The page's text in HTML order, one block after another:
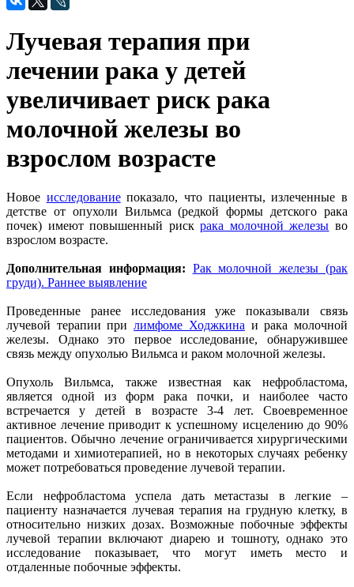
Лучевая терапия при
лечении рака у детей
увеличивает риск рака
молочной железы во
взрослом возрасте
Новое исследованиепоказало, что пациенты, излеченные в
детстве от опухоли Вильмса (редкой формы детского рака
почек) имеют повышенный рискрака молочной железы во
взрослом возрасте.
Дополнительная информация: Рак молочной железы (рак
груди). Раннее выявление
Проведенные ранее исследования уже показывали связь
лучевой терапии прилимфоме Ходжкина и рака молочной
железы. Однако это первое исследование, обнаружившее
связь между опухолью Вильмса и раком молочной железы.
Опухоль Вильмса, также известная как нефробластома,
является одной из форм рака почки, и наиболее часто
встречается у детей в возрасте 3-4 лет. Своевременное
активное лечение приводит к успешному исцелению до 90%
пациентов. Обычно лечение ограничивается хирургическими
методами и химиотерапией, но в некоторых случаях ребенку
может потребоваться проведение лучевой терапии.
Если нефробластома успела дать метастазы в легкие –
пациенту назначается лучевая терапия на грудную клетку, в
относительно низких дозах. Возможные побочные эффекты
лучевой терапии включают диарею и тошноту, однако это
исследование показывает, что могут иметь место и
отдаленные побочные эффекты.